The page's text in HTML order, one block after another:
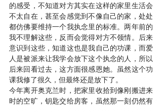
的感受，不知道对方其实在这样的家里生活会
不太自在，甚至会感觉到不像自己的家，处处
都仿佛要维持一个我执念里的标准。两年前的
我不理解这些，反而会觉得对方不领情。后来
意识到这些，知道这也是我自己的功课，而爱
人是被派来让我学会放下这个执念的人，所以
后来回看过去，这方面很感恩她。虽然这个功
课我修了很久，但最终还是放下了。
今年离开奥克兰时，把家里收拾到像刚搬进来
时的空旷，钥匙交给房客，虽然那一刻仍然有